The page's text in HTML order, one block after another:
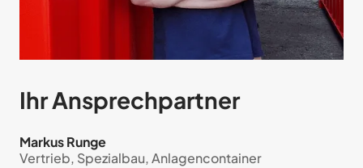
Ihr Ansprech­partner
Markus Runge
Vertrieb, Spezialbau, Anlagencontainer